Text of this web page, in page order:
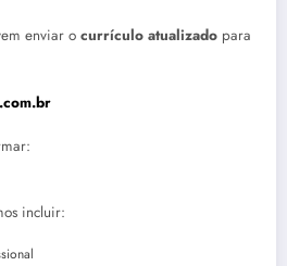
enviar o currículo atualizado para
incluir: